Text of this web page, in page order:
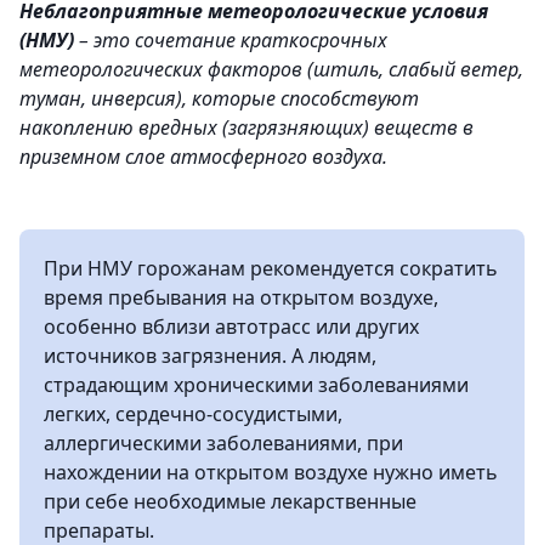
Неблагоприятные метеорологические условия
(НМУ)– это сочетание краткосрочных
метеорологических факторов (штиль, слабый ветер,
туман, инверсия), которые способствуют
накоплению вредных (загрязняющих) веществ в
приземном слое атмосферного воздуха.
При НМУ горожанам рекомендуется сократить
время пребывания на открытом воздухе,
особенно вблизи автотрасс или других
источников загрязнения. А людям,
страдающим хроническими заболеваниями
легких, сердечно-сосудистыми,
аллергическими заболеваниями, при
нахождении на открытом воздухе нужно иметь
при себе необходимые лекарственные
препараты.